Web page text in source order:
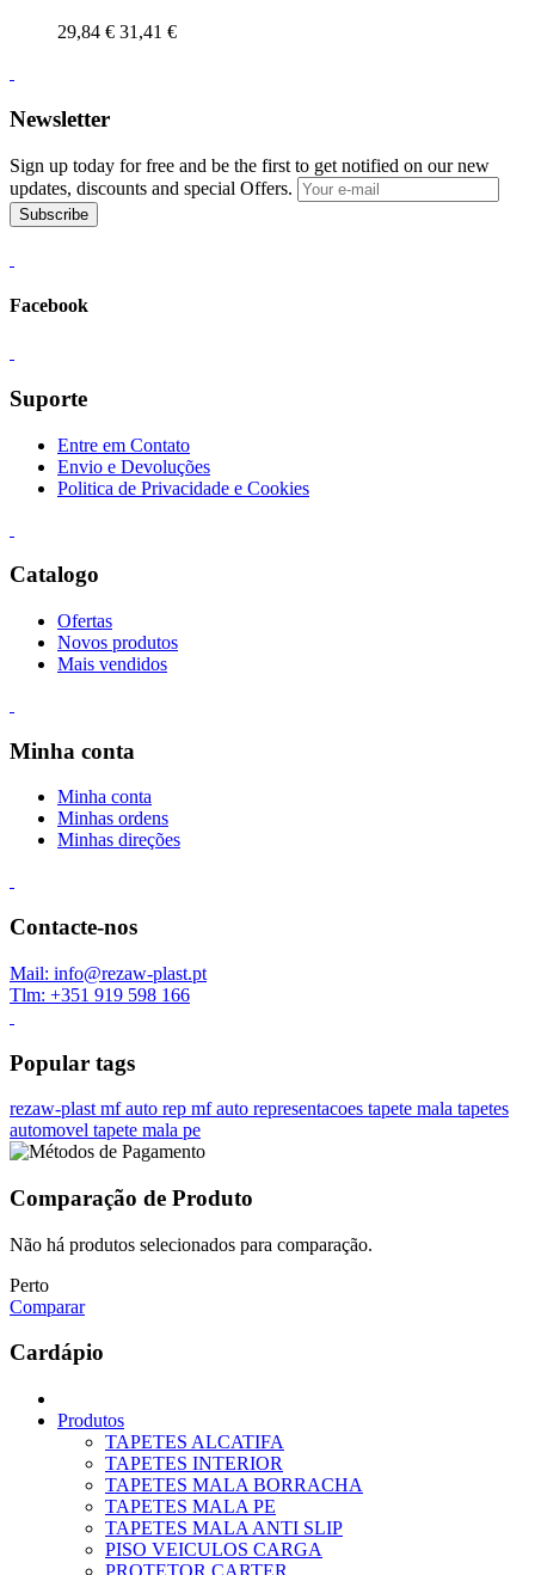
29,84 € 31,41 €
Newsletter
Sign up today for free and be the first to get notified on our new
updates, discounts and special Offers.
Subscribe
Facebook
Suporte
Entre em Contato
Envio e Devoluções
Politica de Privacidade e Cookies
Catalogo
Ofertas
Novos produtos
Mais vendidos
Minha conta
Minha conta
Minhas ordens
Minhas direções
Contacte-nos
Mail: info@rezaw-plast.pt
Tlm: +351 919 598 166
Popular tags
rezaw-plast mf auto rep mf auto representacoes tapete mala tapetes
automovel tapete mala pe
Comparação de Produto
Não há produtos selecionados para comparação.
Perto
Comparar
Cardápio
Produtos
TAPETES ALCATIFA
TAPETES INTERIOR
TAPETES MALA BORRACHA
TAPETES MALA PE
TAPETES MALA ANTI SLIP
PISO VEICULOS CARGA